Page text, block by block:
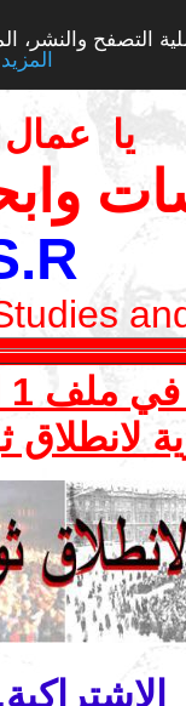
التصفح والنشر،
More info - المزيد
يا عمال
العالمي 2017